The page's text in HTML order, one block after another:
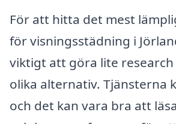
För att hitta det mest
för visningsstädning i
viktigt att göra lite
olika alternativ. Tjänsterna
och det kan vara bra att